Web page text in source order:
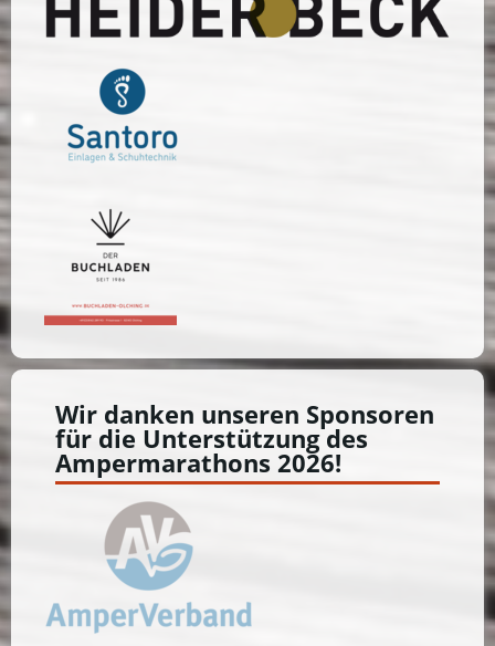
Wir danken unseren Sponsoren
für die Unterstützung des
Ampermarathons 2026!